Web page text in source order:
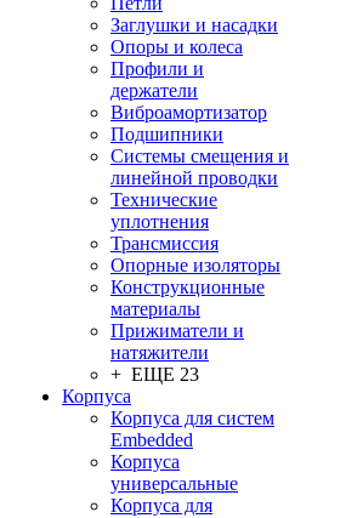
Заглушки и насадки
Опоры и колеса
Профили и
держатели
Виброамортизатор
Подшипники
Системы смещения и
линейной проводки
Технические
уплотнения
Трансмиссия
Опорные изоляторы
Конструкционные
материалы
Прижиматели и
натяжители
+ ЕЩЕ 23
Корпуса
Корпуса для систем
Embedded
Корпуса
универсальные
Корпуса для